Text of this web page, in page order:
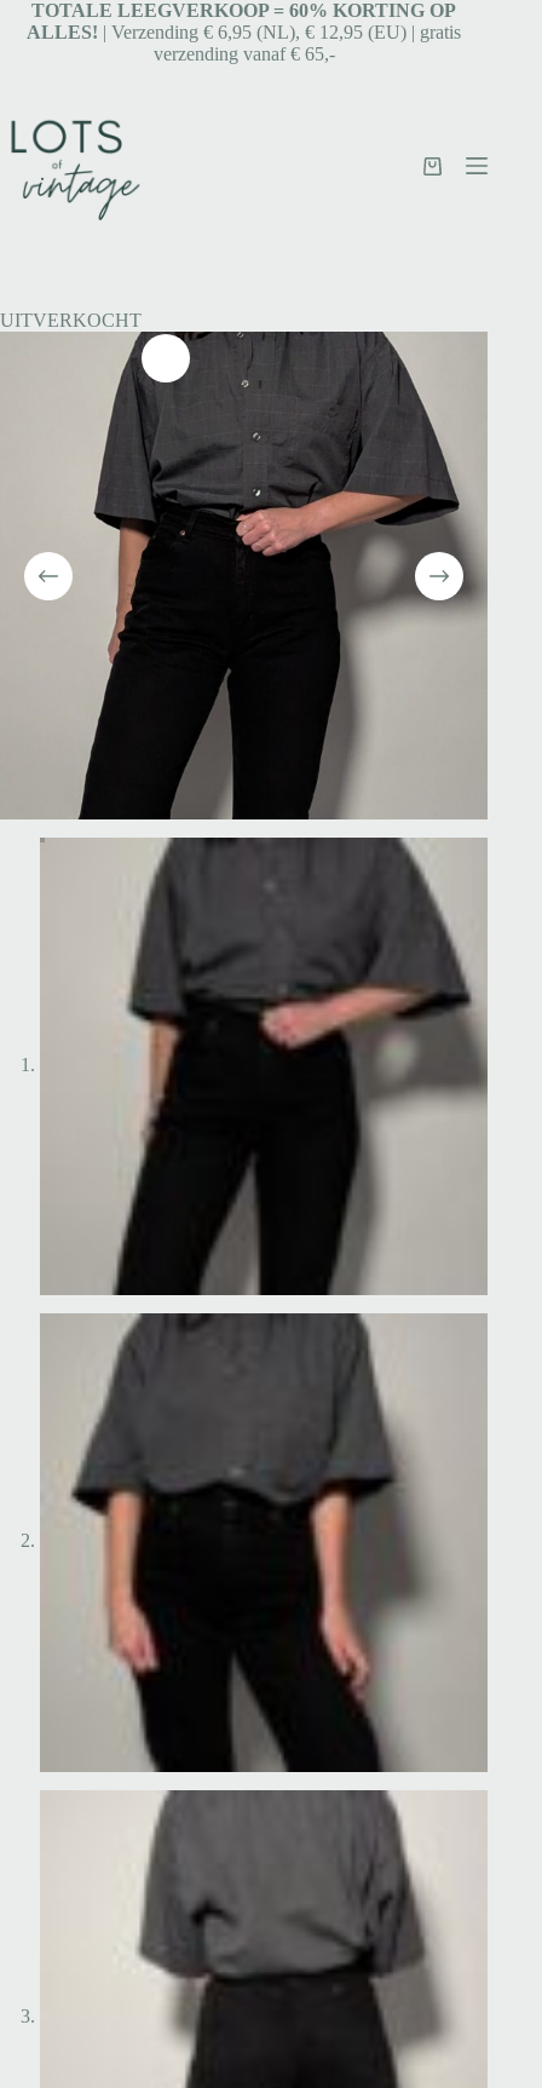
TOTALE LEEGVERKOOP = 60% KORTING OP
ALLES! | Verzending € 6,95 (NL), € 12,95 (EU) | gratis
verzending vanaf € 65,-
UITVERKOCHT